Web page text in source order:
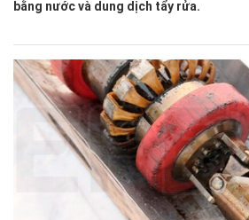
bằng nước và dung dịch tẩy rửa.